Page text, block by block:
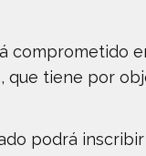
comprometido
que tiene por
podrá